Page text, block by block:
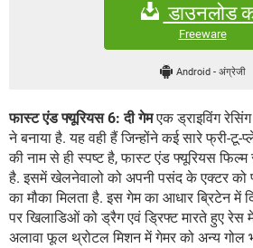
कंप्यूटर
डाउनलोड
Freeware
Android - अंग्रेजी
फास्ट एंड फ्यूरियस 6: दी गेमएक ड्राइविंग
ने बनाया है. यह वही हैं जिन्होंने कई सारे फ्री-
की नाम से ही स्पष्ट है, फास्ट एंड फ्यूरियस फिल्म
है. इसमें खेलनेवालो को अपनी पसंद के एक्टर
का मौका मिलता है. इस गेम का आधार ब्रिटेन में
पर खिलाडिओं को ड्रैग एवं ड्रिफ्ट मारते हुए
अलावा फूल थ्रोटल मिशन में गेमर को अन्य गोल